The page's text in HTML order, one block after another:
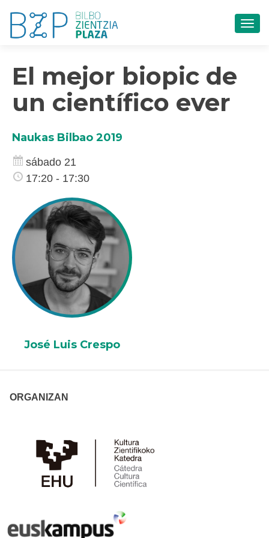
El mejor biopic de
un científico ever
Naukas Bilbao 2019
sábado 21
17:20 - 17:30
José Luis Crespo
ORGANIZAN